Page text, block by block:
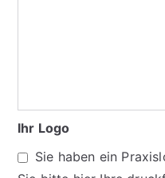
Ihr Logo
Sie haben ein